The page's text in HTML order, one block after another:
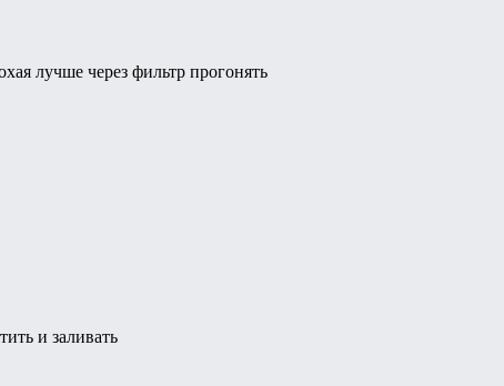
лучше через фильтр прогонять
и заливать